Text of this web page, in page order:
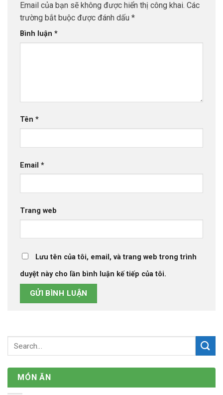
Email của bạn sẽ không được hiển thị công khai. Các
trường bắt buộc được đánh dấu *
Bình luận *
Tên *
Email *
Trang web
Lưu tên của tôi, email, và trang web trong trình
duyệt này cho lần bình luận kế tiếp của tôi.
MÓN ĂN